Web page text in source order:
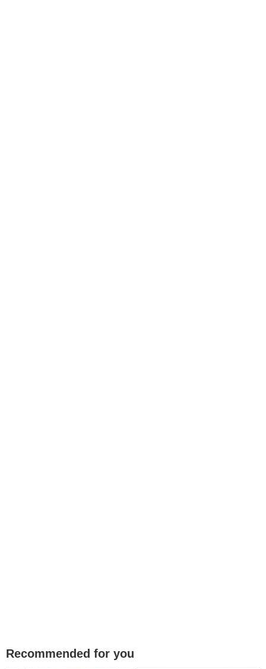
Recommended for you